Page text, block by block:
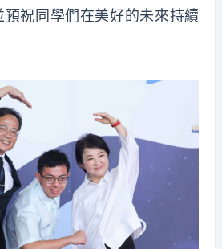
祝同學們在美好的未來持續